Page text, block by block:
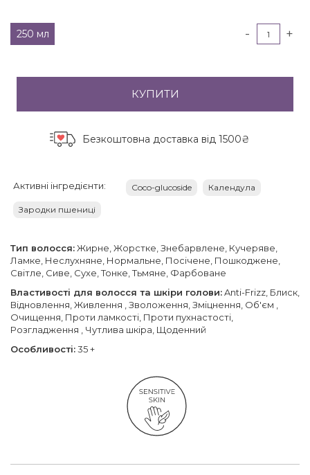
250 мл - +
КУПИТИ
Безкоштовна доставка від 1500₴
Активні інгредієнти: Coco-glucoside Календула
Зародки пшениці
Тип волосся:Жирне, Жорстке, Знебарвлене, Кучеряве,
Ламке, Неслухняне, Нормальне, Посічене, Пошкоджене,
Світле, Сиве, Сухе, Тонке, Тьмяне, Фарбоване
Властивості для волосся та шкіри голови:Anti-Frizz, Блиск,
Відновлення, Живлення , Зволоження, Зміцнення, Об'єм ,
Очищення, Проти ламкості, Проти пухнастості,
Розгладження , Чутлива шкіра, Щоденний
Особливості:35 +